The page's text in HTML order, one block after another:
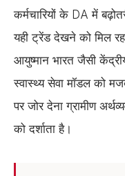
कर्मचारियों के DA में
यही ट्रेंड देखने को मिल
आयुष्मान भारत जैसी
स्वास्थ्य सेवा मॉडल को
पर जोर देना ग्रामीण
को दर्शाता है।